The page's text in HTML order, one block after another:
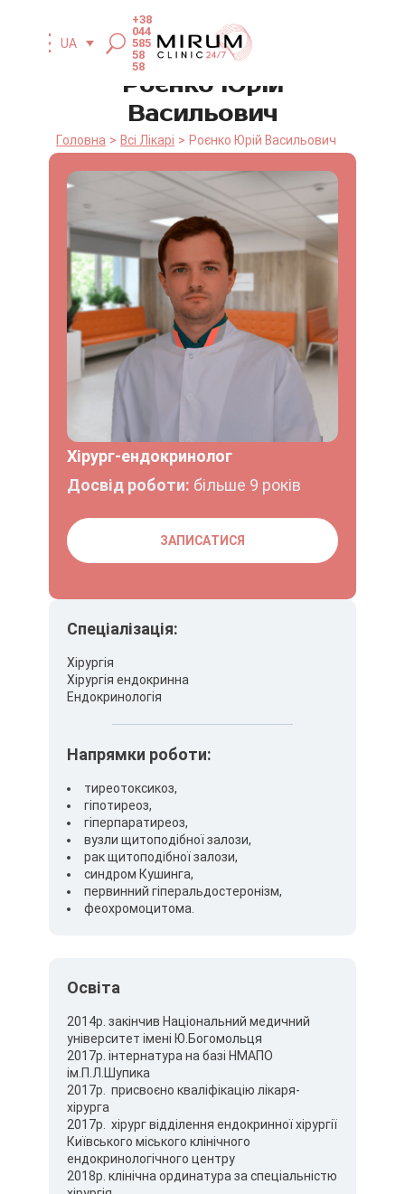
UA
+38
044
585
58
58
Роєнко Юрій
Васильович
Головна Всі Лікарі Роєнко Юрій Васильович
Хірург-ендокринолог
Досвід роботи: більше 9 років
ЗАПИСАТИСЯ
Спеціалізація:
Хірургія
Хірургія ендокринна
Ендокринологія
Напрямки роботи:
тиреотоксикоз,
гіпотиреоз,
гіперпаратиреоз,
вузли щитоподібної залози,
рак щитоподібної залози,
синдром Кушинга,
первинний гіперальдостеронізм,
феохромоцитома.
Освіта
2014р. закінчив Національний медичний
університет імені Ю.Богомольця
2017р. інтернатура на базі НМАПО
ім.П.Л.Шупика
2017р. присвоєно кваліфікацію лікаря-
хірурга
2017р. хірург відділення ендокринної хірургії
Київського міського клінічного
ендокринологічного центру
2018р. клінічна ординатура за спеціальністю